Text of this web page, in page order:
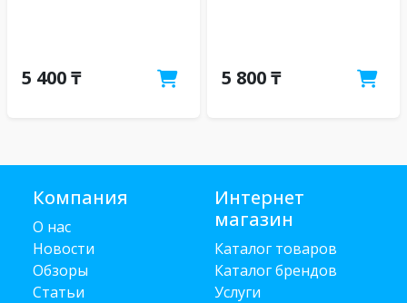
5 400 ₸ 5 800 ₸
Компания
О нас
Новости
Обзоры
Статьи
Интернет
магазин
Каталог товаров
Каталог брендов
Услуги